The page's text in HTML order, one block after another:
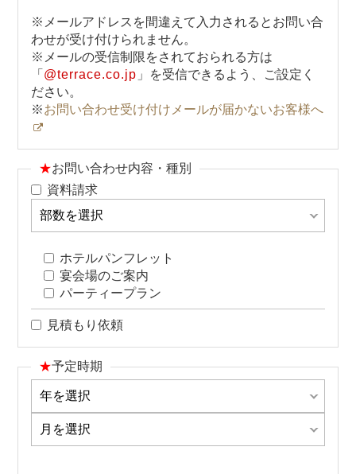
※メールアドレスを間違えて入力されるとお問い合
わせが受け付けられません。
※メールの受信制限をされておられる方は
「 @terrace.co.jp 」を受信できるよう、ご設定く
ださい。
※お問い合わせ受け付けメールが届かないお客様へ
★お問い合わせ内容・種別
資料請求
ホテルパンフレット
宴会場のご案内
パーティープラン
見積もり依頼
★予定時期